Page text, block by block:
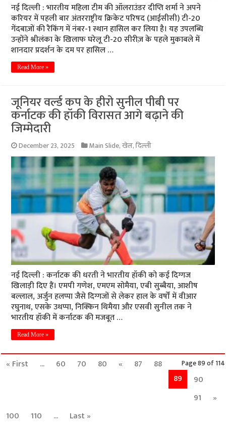
नई दिल्ली : भारतीय महिला टीम की ऑलराउंडर दीप्ति शर्मा ने अपने
करियर में पहली बार अंतरराष्ट्रीय क्रिकेट परिषद (आईसीसी) टी-20
गेंदबाज़ों की रैंकिंग में नंबर-1 स्थान हासिल कर लिया है। यह उपलब्धि
उन्होंने श्रीलंका के खिलाफ घरेलू टी-20 सीरीज़ के पहले मुकाबले में
शानदार प्रदर्शन के दम पर हासिल …
Read More »
जूनियर वर्ल्ड कप के हीरो सुनील पीबी पर
कर्नाटक की हॉकी विरासत आगे बढ़ाने की
जिम्मेदारी
December 23, 2025 Main Slide,खेल,दिल्ली
नई दिल्ली : कर्नाटक की धरती ने भारतीय हॉकी को कई दिग्गज
खिलाड़ी दिए हैं। एमपी गणेश, एमएम सोमैया, एबी सुब्बैया, आशीष
बल्लाल, अर्जुन हलप्पा जैसे दिग्गजों से लेकर हाल के वर्षों में वीआर
रघुनाथ, एसके उथप्पा, निक्किन थिमैया और एसवी सुनील तक ने
भारतीय हॉकी में कर्नाटक की मजबूत …
Read More »
Page 89 of 114
« First ... 60 70 80 « 87
88
89
90
91
»
100
110 ... Last »